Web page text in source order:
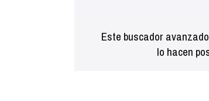
Este buscador
lo hacen